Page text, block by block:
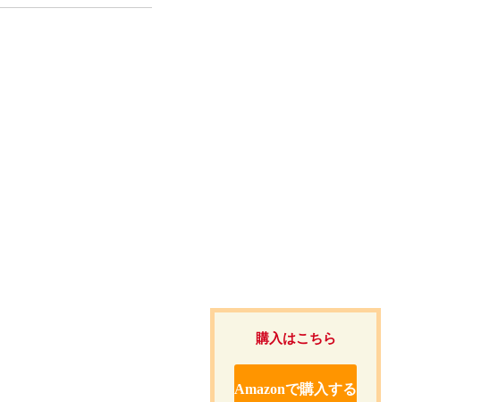
購入はこちら
Amazonで購入する